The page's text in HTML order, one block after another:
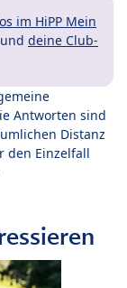
im HiPP Mein
und deine Club-
Antworten sind
Distanz
den Einzelfall